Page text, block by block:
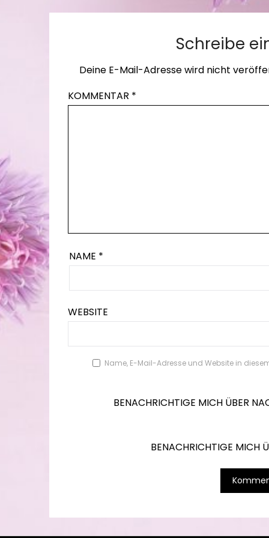
Schreibe
Deine E-Mail-Adresse wird nicht
KOMMENTAR *
NAME *
WEBSITE
Name, E-Mail-Adresse und Website in
BENACHRICHTIGE MICH ÜBER
BENACHRICHTIGE MICH